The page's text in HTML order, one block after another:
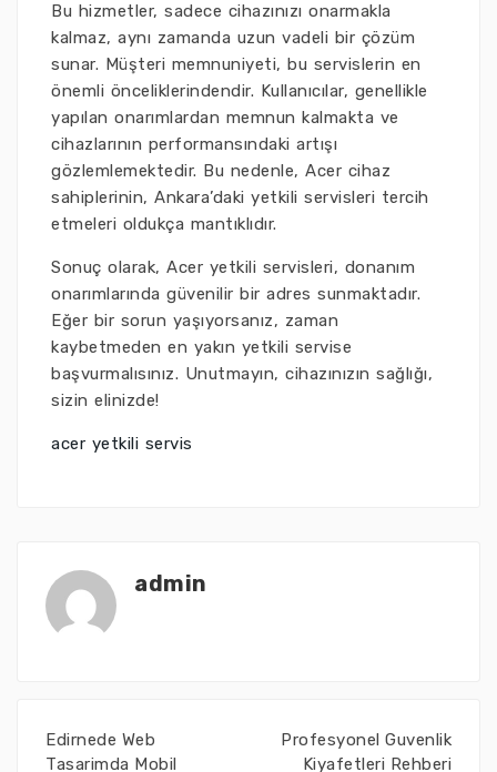
Bu hizmetler, sadece cihazınızı onarmakla
kalmaz, aynı zamanda uzun vadeli bir çözüm
sunar. Müşteri memnuniyeti, bu servislerin en
önemli önceliklerindendir. Kullanıcılar, genellikle
yapılan onarımlardan memnun kalmakta ve
cihazlarının performansındaki artışı
gözlemlemektedir. Bu nedenle, Acer cihaz
sahiplerinin, Ankara’daki yetkili servisleri tercih
etmeleri oldukça mantıklıdır.
Sonuç olarak, Acer yetkili servisleri, donanım
onarımlarında güvenilir bir adres sunmaktadır.
Eğer bir sorun yaşıyorsanız, zaman
kaybetmeden en yakın yetkili servise
başvurmalısınız. Unutmayın, cihazınızın sağlığı,
sizin elinizde!
acer yetkili servis
admin
Edirnede Web
Tasarimda Mobil
Profesyonel Guvenlik
Kiyafetleri Rehberi